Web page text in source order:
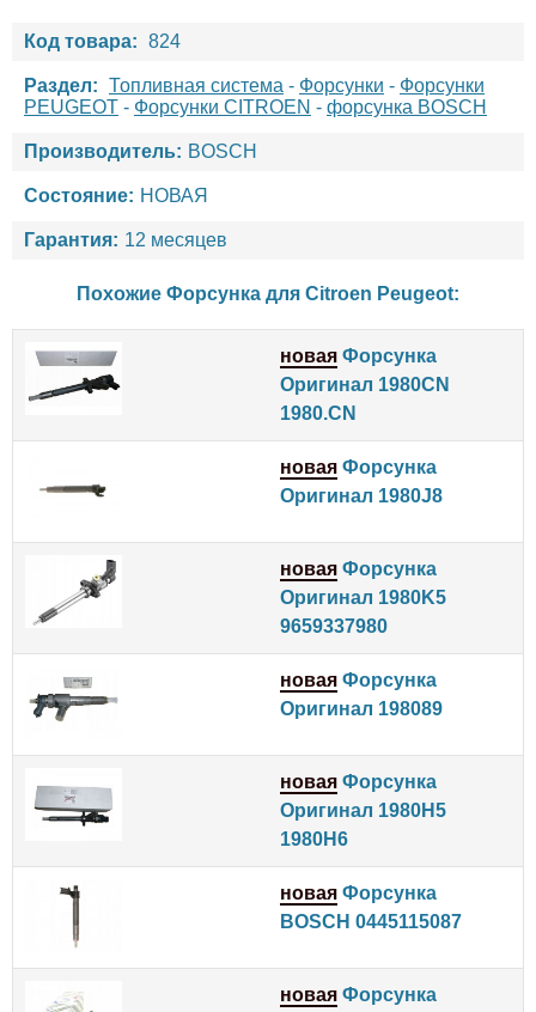
Код товара: 824
Раздел: Топливная система - Форсунки - Форсунки
PEUGEOT - Форсунки CITROEN - форсунка BOSCH
Производитель: BOSCH
Состояние: НОВАЯ
Гарантия: 12 месяцев
Похожие Форсунка для Citroen Peugeot:
новая Форсунка
Оригинал 1980CN
1980.CN
новая Форсунка
Оригинал 1980J8
новая Форсунка
Оригинал 1980K5
9659337980
новая Форсунка
Оригинал 198089
новая Форсунка
Оригинал 1980H5
1980H6
новая Форсунка
BOSCH 0445115087
новая Форсунка